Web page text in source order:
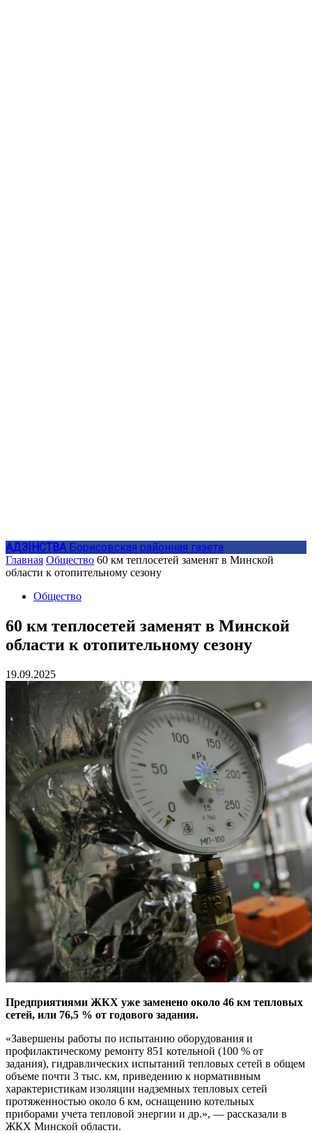
АДЗIНСТВА Борисовская районная газета
Главная Общество 60 км теплосетей заменят в Минской
области к отопительному сезону
Общество
60 км теплосетей заменят в Минской
области к отопительному сезону
19.09.2025
Предприятиями ЖКХ уже заменено около 46 км тепловых
сетей, или 76,5 % от годового задания.
«Завершены работы по испытанию оборудования и
профилактическому ремонту 851 котельной (100 % от
задания), гидравлических испытаний тепловых сетей в общем
объеме почти 3 тыс. км, приведению к нормативным
характеристикам изоляции надземных тепловых сетей
протяженностью около 6 км, оснащению котельных
приборами учета тепловой энергии и др.», — рассказали в
ЖКХ Минской области.